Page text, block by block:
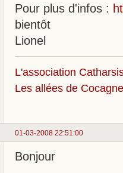
Pour plus d'infos :
bientôt
Lionel
L'association
Les allées de
01-03-2008 22:51:00
Bonjour